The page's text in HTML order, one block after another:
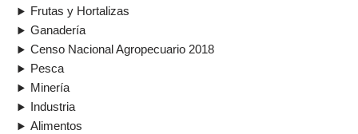
Frutas y Hortalizas
Ganadería
Censo Nacional Agropecuario 2018
Pesca
Minería
Industria
Alimentos